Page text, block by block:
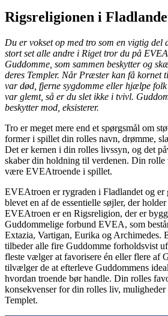
Rigsreligionen i
Du er vokset op med tro som en vigtig del
stort set alle andre i Riget tror du på
Guddomme, som sammen beskytter og
deres Templer. Når Præster kan få kornet
var død, fjerne sygdomme eller hjælpe folk
var glemt, så er du slet ikke i tvivl.
beskytter mod, eksisterer.
Tro er meget mere end et spørgsmål om
former i spillet din rolles navn, drømme,
Det er kernen i din rolles livssyn, og det
skaber din holdning til verdenen. Din rolle
være EVEAtroende i spillet.
EVEAtroen er rygraden i Fladlandet og er
blevet en af de essentielle søjler, der
EVEAtroen er en Rigsreligion, der er
Guddommelige forbund EVEA, som
Extazia, Vartigan, Eurika og Archimedes.
tilbeder alle fire Guddomme forholdsvist
fleste vælger at favorisere én eller flere af
tilvælger de at efterleve Guddommens
hvordan troende bør handle. Din rolles
konsekvenser for din rolles liv,
Templet.